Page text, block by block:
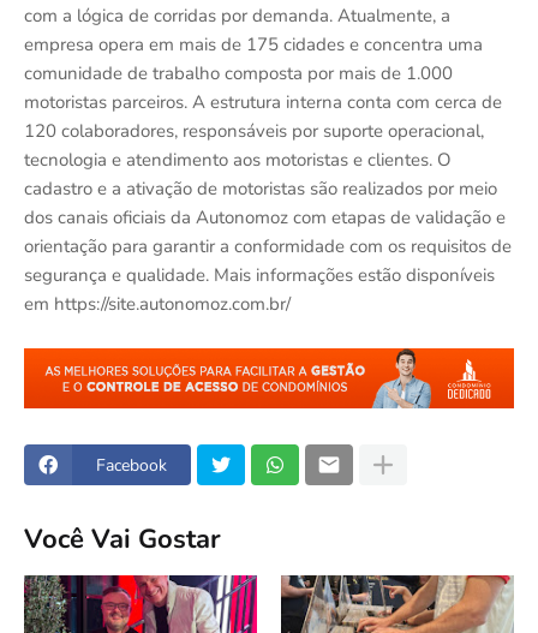
com a lógica de corridas por demanda. Atualmente, a
empresa opera em mais de 175 cidades e concentra uma
comunidade de trabalho composta por mais de 1.000
motoristas parceiros. A estrutura interna conta com cerca de
120 colaboradores, responsáveis por suporte operacional,
tecnologia e atendimento aos motoristas e clientes. O
cadastro e a ativação de motoristas são realizados por meio
dos canais oficiais da Autonomoz com etapas de validação e
orientação para garantir a conformidade com os requisitos de
segurança e qualidade. Mais informações estão disponíveis
em https://site.autonomoz.com.br/
Facebook
Você Vai Gostar